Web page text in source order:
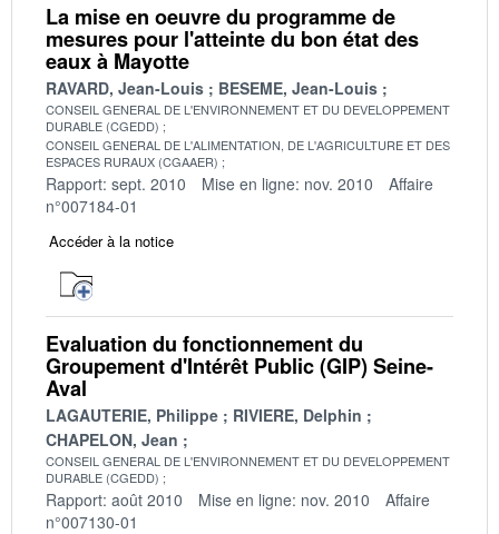
La mise en oeuvre du programme de
mesures pour l'atteinte du bon état des
eaux à Mayotte
RAVARD, Jean-Louis BESEME, Jean-Louis
CONSEIL GENERAL DE L'ENVIRONNEMENT ET DU DEVELOPPEMENT
DURABLE (CGEDD)
CONSEIL GENERAL DE L'ALIMENTATION, DE L'AGRICULTURE ET DES
ESPACES RURAUX (CGAAER)
Rapport: sept. 2010 Mise en ligne: nov. 2010
Affaire
n°007184-01
Accéder à la notice
Evaluation du fonctionnement du
Groupement d'Intérêt Public (GIP) Seine-
Aval
LAGAUTERIE, Philippe
RIVIERE, Delphin
CHAPELON, Jean
CONSEIL GENERAL DE L'ENVIRONNEMENT ET DU DEVELOPPEMENT
DURABLE (CGEDD)
Rapport: août 2010 Mise en ligne: nov. 2010
Affaire
n°007130-01